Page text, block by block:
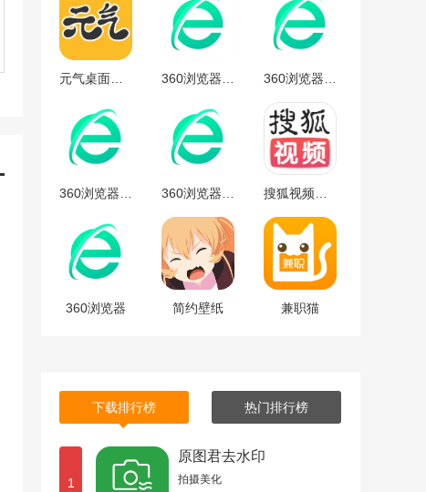
360浏览器 简约壁纸 兼职猫
下载排行榜 热门排行榜
1
原图君去水印
拍摄美化